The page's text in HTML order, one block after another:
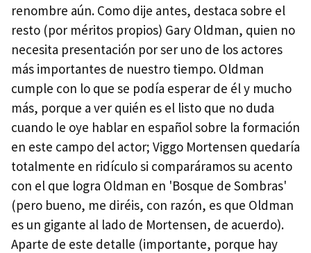
renombre aún. Como dije antes, destaca sobre el
resto (por méritos propios) Gary Oldman, quien no
necesita presentación por ser uno de los actores
más importantes de nuestro tiempo. Oldman
cumple con lo que se podía esperar de él y mucho
más, porque a ver quién es el listo que no duda
cuando le oye hablar en español sobre la formación
en este campo del actor; Viggo Mortensen quedaría
totalmente en ridículo si comparáramos su acento
con el que logra Oldman en 'Bosque de Sombras'
(pero bueno, me diréis, con razón, es que Oldman
es un gigante al lado de Mortensen, de acuerdo).
Aparte de este detalle (importante, porque hay